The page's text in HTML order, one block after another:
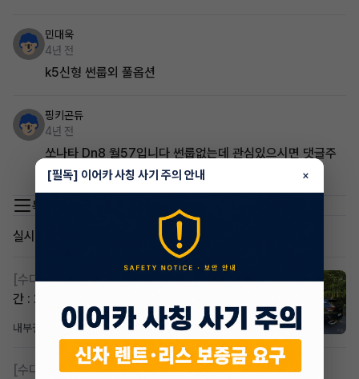
민대욱
4년 전
k5신형 썬룹외 풀옵션
핑키곤듀
4년 전
쏘나타 Dn8 월57입니다 썬룹없는데 관심있으시면 댓글주
세요
목록 이동
실시간 인기글
[수다방] 스포티지하이브리드 승계합니다(잔여렌트기
간 : 26개월)
내부결재 17시간 전조회 804 댓글 1
[수다방] 저신용 무심사 or 신차 렌트 찾으시는분!!
[필독] 이어카 사칭 사기 주의 안내 ×